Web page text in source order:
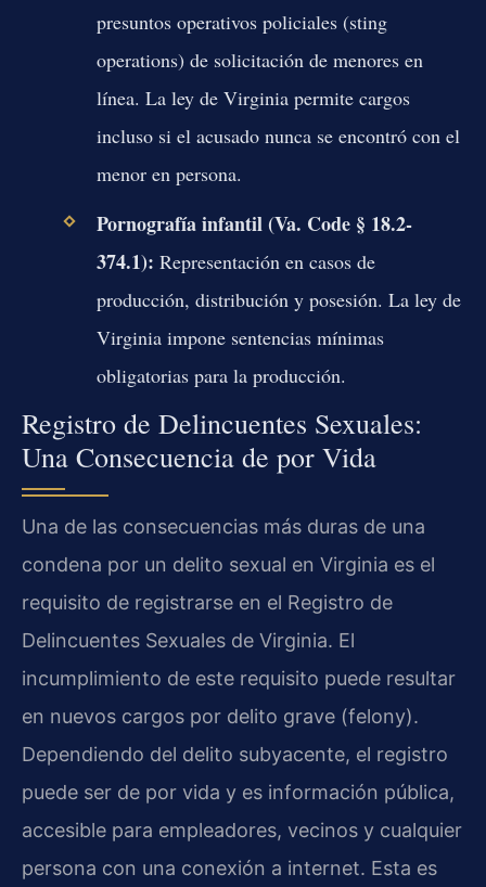
presuntos operativos policiales (sting
operations) de solicitación de menores en
línea. La ley de Virginia permite cargos
incluso si el acusado nunca se encontró con el
menor en persona.
Pornografía infantil (Va. Code § 18.2-
374.1): Representación en casos de
producción, distribución y posesión. La ley de
Virginia impone sentencias mínimas
obligatorias para la producción.
Registro de Delincuentes Sexuales:
Una Consecuencia de por Vida
Una de las consecuencias más duras de una
condena por un delito sexual en Virginia es el
requisito de registrarse en el Registro de
Delincuentes Sexuales de Virginia. El
incumplimiento de este requisito puede resultar
en nuevos cargos por delito grave (felony).
Dependiendo del delito subyacente, el registro
puede ser de por vida y es información pública,
accesible para empleadores, vecinos y cualquier
persona con una conexión a internet. Esta es